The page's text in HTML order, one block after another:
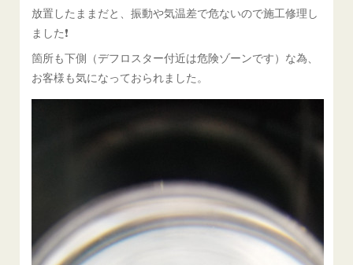
放置したままだと、振動や気温差で危ないので施工修理し
ました❗️
箇所も下側（デフロスター付近は危険ゾーンです）な為、
お客様も気になっておられました。